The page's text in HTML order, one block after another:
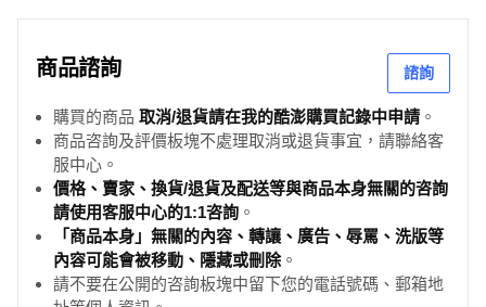
商品諮詢 諮詢
購買的商品 取消/退貨請在我的酷澎購買記錄中申請 。
商品咨詢及評價板塊不處理取消或退貨事宜，請聯絡客
服中心。
價格、賣家、換貨/退貨及配送等與商品本身無關的咨詢
請使用客服中心的1:1咨詢 。
「商品本身」無關的內容、轉讓、廣告、辱罵、洗版等
內容可能會被移動、隱藏或刪除。
請不要在公開的咨詢板塊中留下您的電話號碼、郵箱地